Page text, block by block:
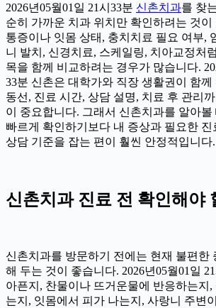
2026년05월01일 21시33분 신촌치과를 찾
순히 가까운 치과 위치만 확인하려는 것
통증이나 잇몸 상태, 충치치료 필요 여부,
니 발치, 신경치료, 스케일링, 치아교정처
목을 함께 비교하려는 경우가 많습니다.
33분 신촌은 대학가와 직장 생활권이 함께
동선, 진료 시간, 상담 설명, 치료 후 관리
이 중요합니다. 그래서 신촌치과를 알아
빠르게 확인하기보다 내 증상과 필요한 진
상담 기준을 잡는 편이 훨씬 안정적입니다.
신촌치과 진료 전 확인해야
신촌치과를 방문하기 전에는 현재 불편한
해 두는 것이 좋습니다. 2026년05월01일
아픈지, 찬물이나 뜨거운물에 반응하는지,
는지, 잇몸에서 피가 나는지, 사랑니 주변